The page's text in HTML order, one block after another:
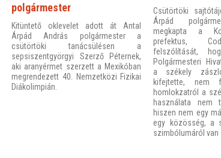
polgármester
Kitüntető oklevelet adott át Antal
Árpád András polgármester a
csütörtöki tanácsülésen a
sepsiszentgyörgyi Szerző Péternek,
aki aranyérmet szerzett a Mexikóban
megrendezett 40. Nemzetközi Fizikai
Diákolimpián.
Csütörtöki
Árpád
megkapta a
prefektus,
felszólítását,
Polgármesteri
a székely
kifejtette, nem
homlokzatról a
használata nem
hiszen nem egy
egy közösség, a
szimbólumáról van